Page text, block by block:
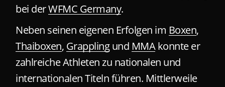
bei derWFMC Germany.
Neben seinen eigenen Erfolgen im Boxen,
Thaiboxen, Grapplingund MMAkonnte er
zahlreiche Athleten zu nationalen und
internationalen Titeln führen. Mittlerweile